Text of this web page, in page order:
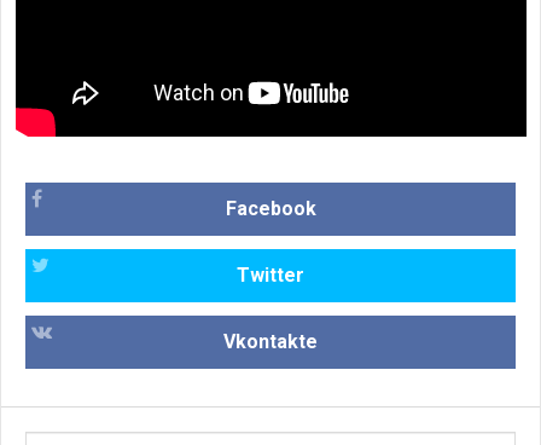
Facebook
Twitter
Vkontakte